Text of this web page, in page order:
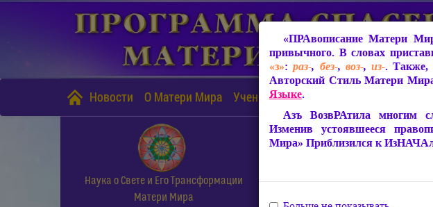
Новости О Матери Мира Учение Матери Мира
Наука о Свете и Его Трансформации
Матери Мира
СофиоЛогия Матери Мира
«ПРАвописание Матери
привычного. В словах
«з»:раз-, без-, воз-,из-. Также,
Авторский Стиль Матери
Языке.
Азъ ВозвРАтила многим
Изменив устоявшееся
Мира» Приблизился к